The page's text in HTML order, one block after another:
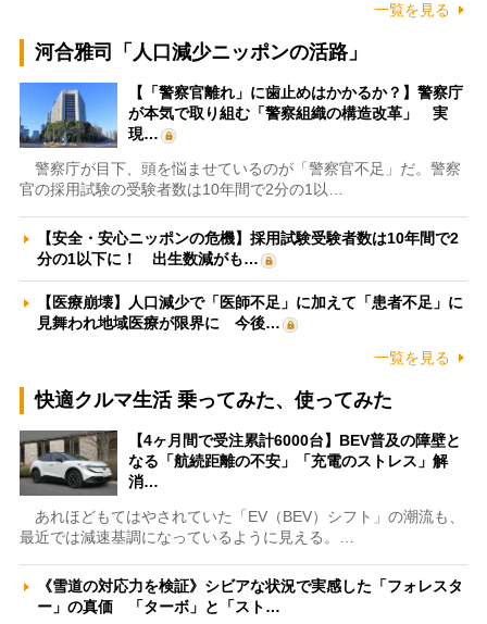
一覧を見る
河合雅司「人口減少ニッポンの活路」
【「警察官離れ」に歯止めはかかるか？】警察庁
が本気で取り組む「警察組織の構造改革」 実
現…
警察庁が目下、頭を悩ませているのが「警察官不足」だ。警察
官の採用試験の受験者数は10年間で2分の1以…
【安全・安心ニッポンの危機】採用試験受験者数は10年間で2
分の1以下に！ 出生数減がも…
【医療崩壊】人口減少で「医師不足」に加えて「患者不足」に
見舞われ地域医療が限界に 今後…
一覧を見る
快適クルマ生活 乗ってみた、使ってみた
【4ヶ月間で受注累計6000台】BEV普及の障壁と
なる「航続距離の不安」「充電のストレス」解
消…
あれほどもてはやされていた「EV（BEV）シフト」の潮流も、
最近では減速基調になっているように見える。…
《雪道の対応力を検証》シビアな状況で実感した「フォレスタ
ー」の真価 「ターボ」と「スト…